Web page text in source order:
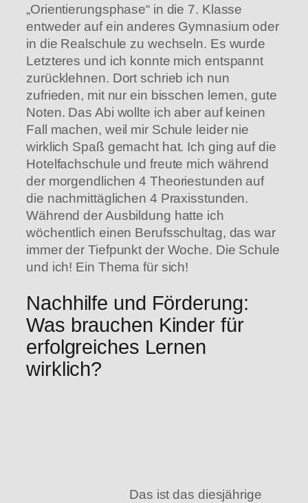
„Orientierungsphase“ in die 7. Klasse
entweder auf ein anderes Gymnasium oder
in die Realschule zu wechseln. Es wurde
Letzteres und ich konnte mich entspannt
zurücklehnen. Dort schrieb ich nun
zufrieden, mit nur ein bisschen lernen, gute
Noten. Das Abi wollte ich aber auf keinen
Fall machen, weil mir Schule leider nie
wirklich Spaß gemacht hat. Ich ging auf die
Hotelfachschule und freute mich während
der morgendlichen 4 Theoriestunden auf
die nachmittäglichen 4 Praxisstunden.
Während der Ausbildung hatte ich
wöchentlich einen Berufsschultag, das war
immer der Tiefpunkt der Woche. Die Schule
und ich! Ein Thema für sich!
Nachhilfe und Förderung:
Was brauchen Kinder für
erfolgreiches Lernen
wirklich?
Das ist das diesjährige